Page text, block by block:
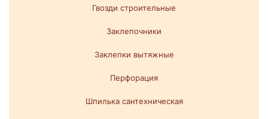
Гвозди строительные
Заклепочники
Заклепки вытяжные
Перфорация
Шпилька сантехническая